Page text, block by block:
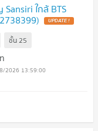
ใกล้ BTS
UPDATE !
ชั้น25
2026 13:59:00